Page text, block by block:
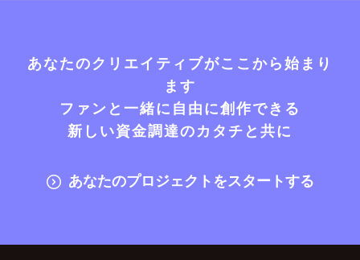
あなたのクリエイティブがここから始まり
ます
ファンと一緒に自由に創作できる
新しい資金調達のカタチと共に
あなたのプロジェクトをスタートする